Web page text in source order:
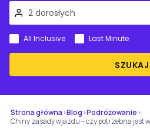
SZUKAJ
All Inclusive Last Minute
Strona główna›Blog›Podróżowanie›
Chiny zasady wjazdu – czy potrzebna jest